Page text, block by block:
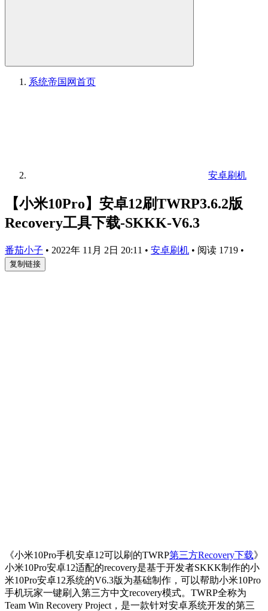
系统帝国网首页
安卓刷机
【小米10Pro】安卓12刷TWRP3.6.2版
Recovery工具下载-SKKK-V6.3
番茄小子 • 2022年 11月 2日 20:11 • 安卓刷机 • 阅读 1719 •
复制链接
《小米10Pro手机安卓12可以刷的TWRP第三方Recovery下载》
小米10Pro安卓12适配的recovery是基于开发者SKKK制作的小
米10Pro安卓12系统的V6.3版为基础制作，可以帮助小米10Pro
手机玩家一键刷入第三方中文recovery模式。TWRP全称为
Team Win Recovery Project，是一款针对安卓系统开发的第三